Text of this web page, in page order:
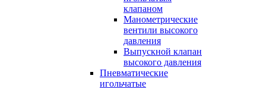
клапаном
Манометрические
вентили высокого
давления
Выпускной клапан
высокого давления
Пневматические
игольчатые